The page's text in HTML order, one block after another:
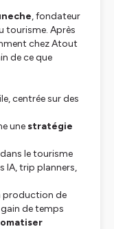
, fondateur
tourisme. Après
chez Atout
de ce que
centrée sur des
unestratégie
le tourisme
IA, trip planners,
production de
de temps